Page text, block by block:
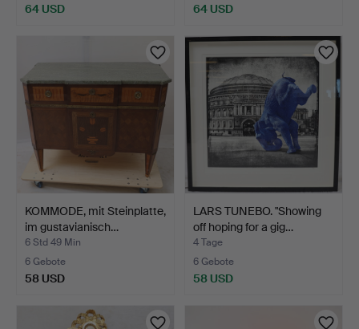
64 USD 64 USD
KOMMODE, mit Steinplatte,
im gustavianisch…
6 Std 49 Min
6 Gebote
58 USD
LARS TUNEBO. "Showing
off hoping for a gig…
4 Tage
6 Gebote
58 USD